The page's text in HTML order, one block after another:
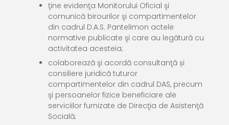
ţine evidenţa Monitorului Oficial şi
comunică birourilor şi compartimentelor
din cadrul D.A.S. Pantelimon actele
normative publicate şi care au legătură cu
activitatea acesteia;
colaborează şi acordă consultanţă și
consiliere juridică tuturor
compartimentelor din cadrul DAS, precum
şi persoanelor fizice beneficiare ale
serviciilor furnizate de Direcţia de Asistenţă
Socială;